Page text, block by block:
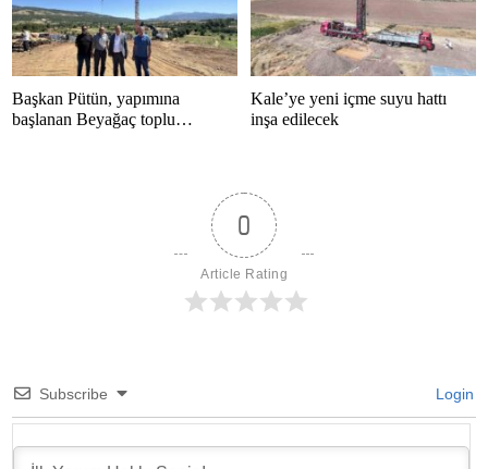
Başkan Pütün, yapımına
başlanan Beyağaç toplu
Kale’ye yeni içme suyu hattı
inşa edilecek
0
Article Rating
Subscribe Login